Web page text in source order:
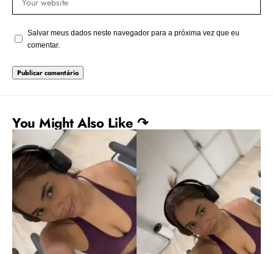
Salvar meus dados neste navegador para a próxima vez que eu
comentar.
You Might Also Like ↷